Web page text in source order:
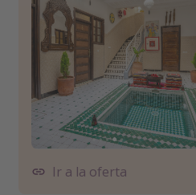
Ir a la oferta